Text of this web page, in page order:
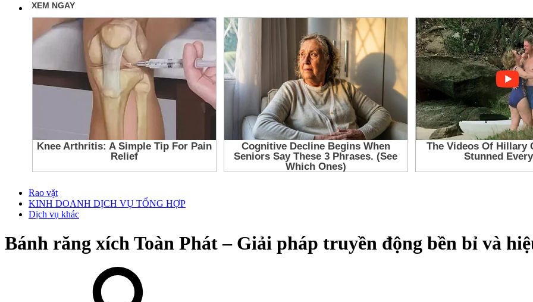
Rao vặt
KINH DOANH DỊCH VỤ TỔNG HỢP
Dịch vụ khác
Bánh răng xích Toàn Phát – Giải pháp truyền động bền bỉ và